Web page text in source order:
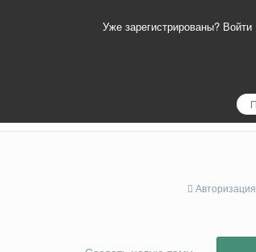
Уже зарегистрированы? Войти
Авторизация